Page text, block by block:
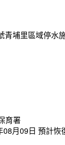
青埔里區域停水
育署
月09日 預計